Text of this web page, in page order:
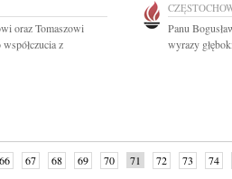
oraz Tomaszowi
z
Panu
wyrazy
66 67 68 69 70 71 72 73
74